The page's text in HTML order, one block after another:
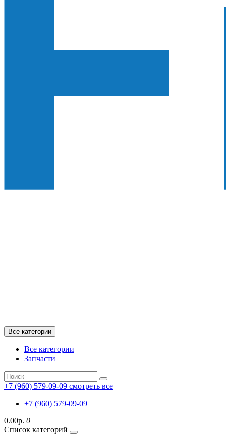
Все категории
Все категории
Запчасти
+7 (960) 579-09-09 смотреть все
+7 (960) 579-09-09
0.00р. 0
Список категорий